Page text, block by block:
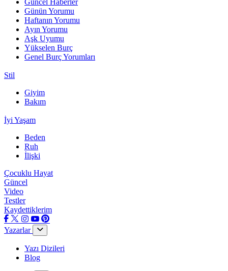
Güncel Haberler
Günün Yorumu
Haftanın Yorumu
Ayın Yorumu
Aşk Uyumu
Yükselen Burç
Genel Burç Yorumları
Stil
Giyim
Bakım
İyi Yaşam
Beden
Ruh
İlişki
Çocuklu Hayat
Güncel
Video
Testler
Kaydettiklerim
Yazarlar
Yazı Dizileri
Blog